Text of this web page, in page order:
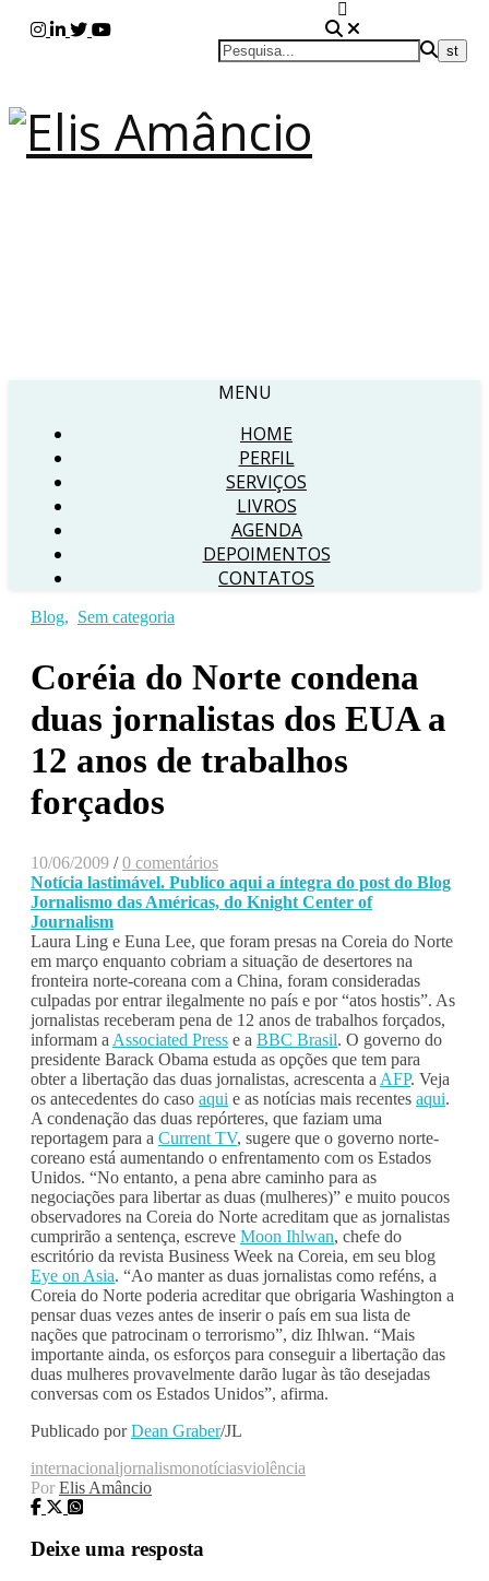
MENU
HOME
PERFIL
SERVIÇOS
LIVROS
AGENDA
DEPOIMENTOS
CONTATOS
Blog, Sem categoria
Coréia do Norte condena
duas jornalistas dos EUA a
12 anos de trabalhos
forçados
10/06/2009 / 0 comentários
Notícia lastimável. Publico aqui a íntegra do post do Blog
Jornalismo das Américas, do Knight Center of
Journalism
Laura Ling e Euna Lee, que foram presas na Coreia do Norte
em março enquanto cobriam a situação de desertores na
fronteira norte-coreana com a China, foram consideradas
culpadas por entrar ilegalmente no país e por “atos hostis”. As
jornalistas receberam pena de 12 anos de trabalhos forçados,
informam a Associated Press e a BBC Brasil. O governo do
presidente Barack Obama estuda as opções que tem para
obter a libertação das duas jornalistas, acrescenta a AFP. Veja
os antecedentes do caso aqui e as notícias mais recentes aqui.
A condenação das duas repórteres, que faziam uma
reportagem para a Current TV, sugere que o governo norte-
coreano está aumentando o enfrentamento com os Estados
Unidos. “No entanto, a pena abre caminho para as
negociações para libertar as duas (mulheres)” e muito poucos
observadores na Coreia do Norte acreditam que as jornalistas
cumprirão a sentença, escreve Moon Ihlwan, chefe do
escritório da revista Business Week na Coreia, em seu blog
Eye on Asia. “Ao manter as duas jornalistas como reféns, a
Coreia do Norte poderia acreditar que obrigaria Washington a
pensar duas vezes antes de inserir o país em sua lista de
nações que patrocinam o terrorismo”, diz Ihlwan. “Mais
importante ainda, os esforços para conseguir a libertação das
duas mulheres provavelmente darão lugar às tão desejadas
conversas com os Estados Unidos”, afirma.
Publicado porDean Graber/JL
internacionaljornalismonotíciasviolência
Por Elis Amâncio
Deixe uma resposta